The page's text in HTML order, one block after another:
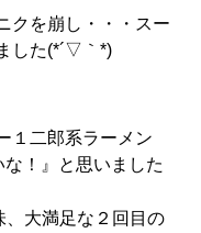
クを崩し・・・スー
した(*´▽｀*)
１二郎系ラーメン
な！』と思いました
大満足な２回目の